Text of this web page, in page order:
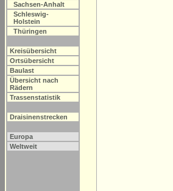
Sachsen-Anhalt
Schleswig-
Holstein
Thüringen
Kreisübersicht
Ortsübersicht
Baulast
Übersicht nach
Rädern
Trassenstatistik
Draisinenstrecken
Europa
Weltweit